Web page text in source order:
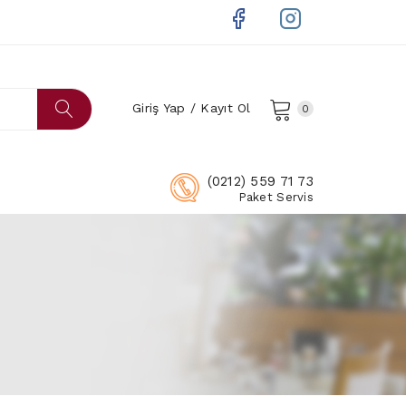
Giriş Yap / Kayıt Ol 0
(0212) 559 71 73
Paket Servis